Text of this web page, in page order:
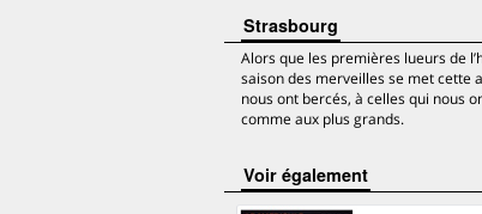
Strasbourg
Alors que les premières lueurs de
saison des merveilles se met cette
nous ont bercés, à celles qui nous
comme aux plus grands.
voir également